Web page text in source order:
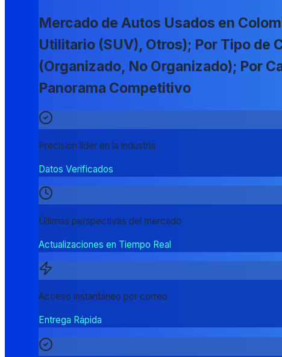
Mercado de Autos Usados en
Utilitario (SUV), Otros); Por Tipo de
(Organizado, No Organizado); Por
Panorama Competitivo
Precisión líder en la industria
Datos Verificados
Últimas perspectivas del mercado
Actualizaciones en Tiempo Real
Acceso instantáneo por correo
Entrega Rápida